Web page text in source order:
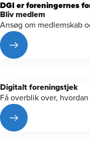
DGI er foreningernes
Bliv medlem
Ansøg om medlemskab
Digitalt forenings­tjek
Få overblik over,